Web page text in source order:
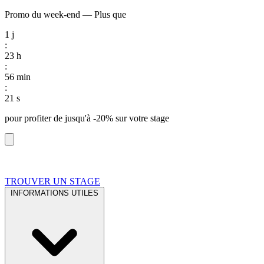
Promo du week-end — Plus que
1 j
:
23 h
:
56 min
:
20 s
pour profiter de jusqu'à -20% sur votre stage
TROUVER UN STAGE
INFORMATIONS UTILES